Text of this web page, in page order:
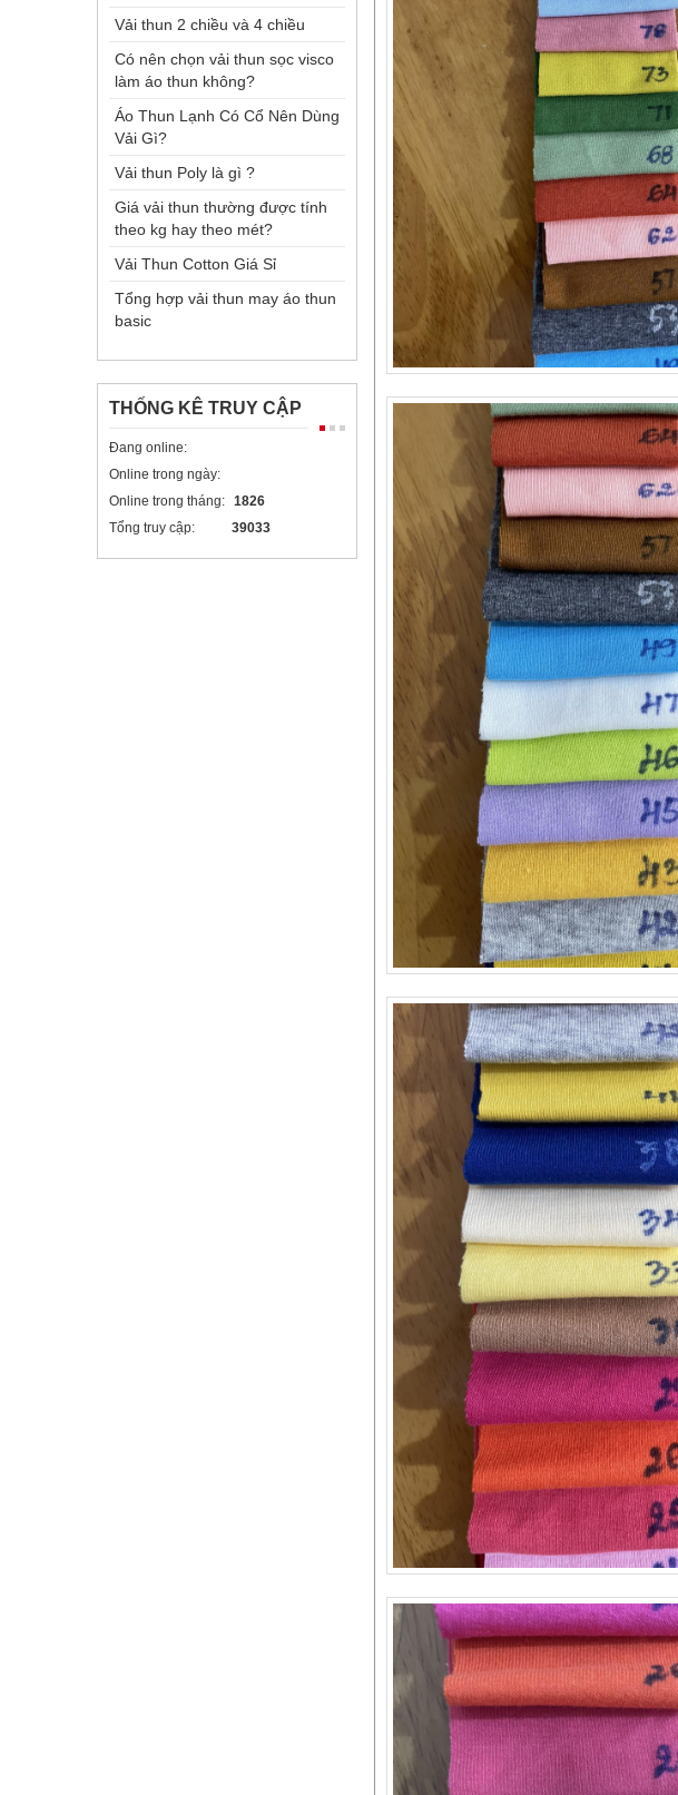
Vải thun 2 chiều và 4 chiều
Có nên chọn vải thun sọc visco
làm áo thun không?
Áo Thun Lạnh Có Cổ Nên Dùng
Vải Gì?
Vải thun Poly là gì ?
Giá vải thun thường được tính
theo kg hay theo mét?
Vải Thun Cotton Giá Sỉ
Tổng hợp vải thun may áo thun
basic
THỐNG KÊ TRUY CẬP
Đang online:
Online trong ngày:
Online trong tháng: 1826
Tổng truy cập:
39033